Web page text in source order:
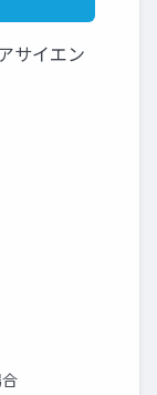
サイエン